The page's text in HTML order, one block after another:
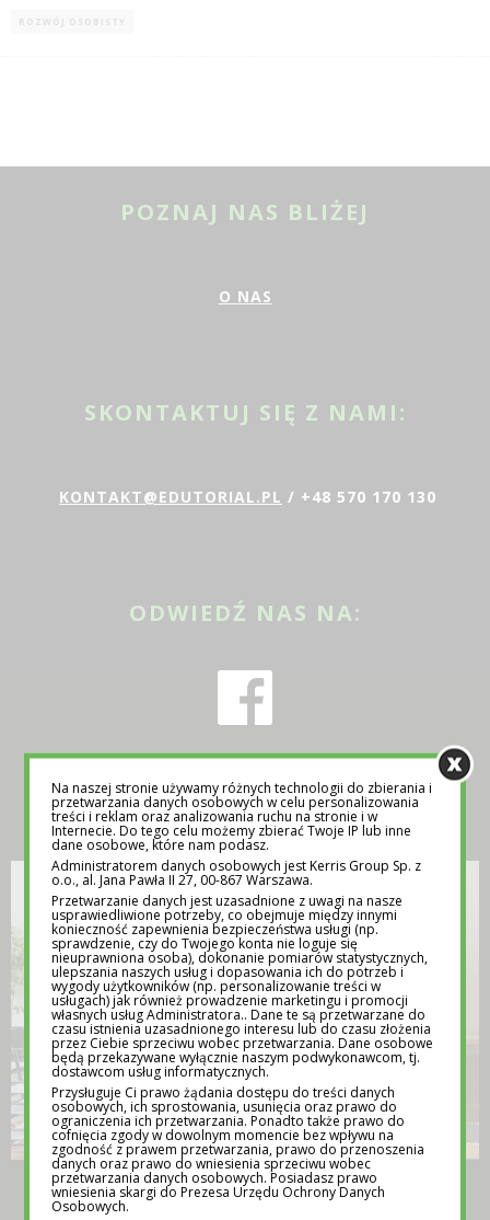
ROZWÓJ OSOBISTY
POZNAJ NAS BLIŻEJ
O NAS
SKONTAKTUJ SIĘ Z NAMI:
KONTAKT@EDUTORIAL.PL / +48 570 170 130
ODWIEDŹ NAS NA:
INSPIRACJA
TEMATY NA LEKCJE WYCHOWAWCZE –
POMOC DLA NAUCZYCIELI
Na naszej stronie używamy różnych technologii do zbierania i
przetwarzania danych osobowych w celu personalizowania
treści i reklam oraz analizowania ruchu na stronie i w
Internecie. Do tego celu możemy zbierać Twoje IP lub inne
dane osobowe, które nam podasz.
Administratorem danych osobowych jest Kerris Group Sp. z
o.o., al. Jana Pawła II 27, 00-867 Warszawa.
Przetwarzanie danych jest uzasadnione z uwagi na nasze
usprawiedliwione potrzeby, co obejmuje między innymi
konieczność zapewnienia bezpieczeństwa usługi (np.
sprawdzenie, czy do Twojego konta nie loguje się
nieuprawniona osoba), dokonanie pomiarów statystycznych,
ulepszania naszych usług i dopasowania ich do potrzeb i
wygody użytkowników (np. personalizowanie treści w
usługach) jak również prowadzenie marketingu i promocji
własnych usług Administratora.. Dane te są przetwarzane do
czasu istnienia uzasadnionego interesu lub do czasu złożenia
przez Ciebie sprzeciwu wobec przetwarzania. Dane osobowe
będą przekazywane wyłącznie naszym podwykonawcom, tj.
dostawcom usług informatycznych.
Przysługuje Ci prawo żądania dostępu do treści danych
osobowych, ich sprostowania, usunięcia oraz prawo do
ograniczenia ich przetwarzania. Ponadto także prawo do
cofnięcia zgody w dowolnym momencie bez wpływu na
zgodność z prawem przetwarzania, prawo do przenoszenia
danych oraz prawo do wniesienia sprzeciwu wobec
przetwarzania danych osobowych. Posiadasz prawo
wniesienia skargi do Prezesa Urzędu Ochrony Danych
Osobowych.